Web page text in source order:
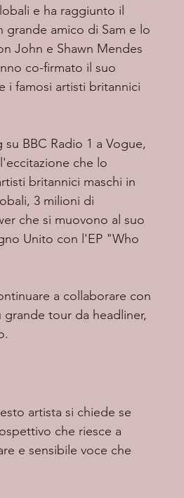
e ha raggiunto il
grande amico di Sam e lo
John e Shawn Mendes
co-firmato il suo
i famosi artisti britannici
che lo
britannici maschi in
3 milioni di
che si muovono al suo
Unito con l'EP "Who
a collaborare con
tour da headliner,
artista si chiede se
che riesce a
e sensibile voce che